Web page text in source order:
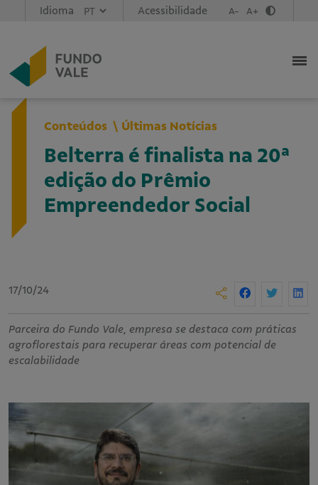
Idioma Acessibilidade A- A+
Conteúdos Últimas Notícias
Belterra é finalista na 20ª
edição do Prêmio
Empreendedor Social
17/10/24
Parceira do Fundo Vale, empresa se destaca com práticas
agroflorestais para recuperar áreas com potencial de
escalabilidade